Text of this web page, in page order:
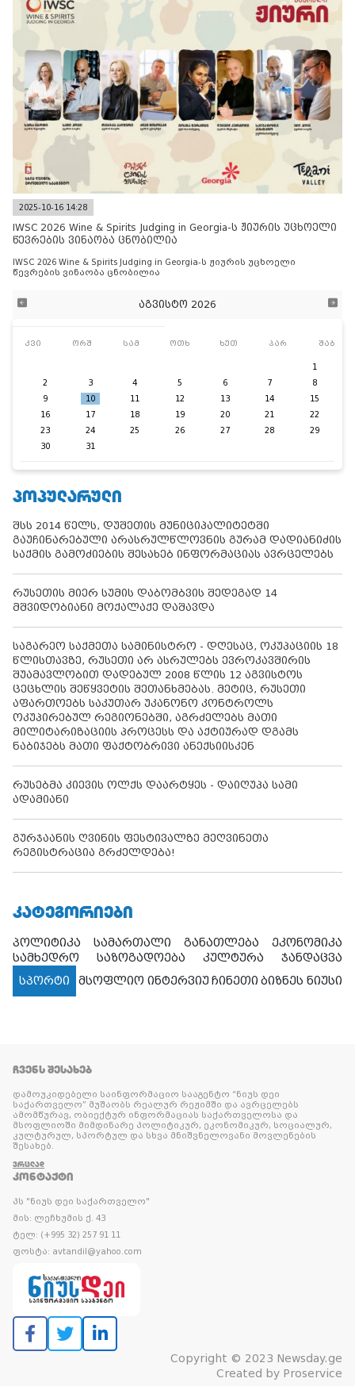
2025-10-16 14:28
IWSC 2026 Wine & Spirits Judging in Georgia-ს ჟიურის უცხოელი
წევრების ვინაობა ცნობილია
IWSC 2026 Wine & Spirits Judging in Georgia-ს ჟიურის უცხოელი
წევრების ვინაობა ცნობილია
აგვისტო 2026
კვი ორშ სამ ოთხ ხუთ პარ შაბ
1
2
3 4 5 6 7
8
9
10 11 12 13 14
15
16
17 18 19 20 21
22
23
24 25 26 27 28
29
30
31
ᲞᲝᲞᲣᲚᲐᲠᲣᲚᲘ
შსს 2014 წელს, დუშეთის მუნიციპალიტეტში
გაუჩინარებული არასრულწლოვნის გურამ დადიანიძის
საქმის გამოძიების შესახებ ინფორმაციას ავრცელებს
რუსეთის მიერ სუმის დაბომბვის შედეგად 14
მშვიდობიანი მოქალაქე დაშავდა
საგარეო საქმეთა სამინისტრო - დღესაც, ოკუპაციის 18
წლისთავზე, რუსეთი არ ასრულებს ევროკავშირის
შუამავლობით დადებულ 2008 წლის 12 აგვისტოს
ცეცხლის შეწყვეტის შეთანხმებას. მეტიც, რუსეთი
აფართოებს საკუთარ უკანონო კონტროლს
ოკუპირებულ რეგიონებში, აგრძელებს მათი
მილიტარიზაციის პროცესს და აქტიურად დგამს
ნაბიჯებს მათი ფაქტობრივი ანექსიისკენ
რუსებმა კიევის ოლქს დაარტყეს - დაიღუპა სამი
ადამიანი
გურჯაანის ღვინის ფესტივალზე მეღვინეთა
რეგისტრაცია გრძელდება!
ᲙᲐᲢᲔᲒᲝᲠᲘᲔᲑᲘ
პოლიტიკა სამართალი განათლება
ეკონომიკა
სამხედრო
საზოგადოება კულტურა
ჯანდაცვა
სპორტი
მსოფლიო ინტერვიუ ჩინეთი ბიზნეს ნიუსი
ᲩᲕᲔᲜᲡ ᲨᲔᲡᲐᲮᲔᲑ
დამოუკიდებელი საინფორმაციო სააგენტო “ნიუს დეი
საქართველო” მუშაობს რეალურ რეჟიმში და ავრცელებს
ამომწურავ, ობიექტურ ინფორმაციას საქართველოსა და
მსოფლიოში მიმდინარე პოლიტიკურ, ეკონომიკურ, სოციალურ,
კულტურულ, სპორტულ და სხვა მნიშვნელოვანი მოვლენების
შესახებ.
ᲕᲠᲪᲚᲐᲓ
ᲙᲝᲜᲢᲐᲥᲢᲘ
პს "ნიუს დეი საქართველო"
მის: ლეჩხუმის ქ. 43
ტელ: (+995 32) 257 91 11
ფოსტა: avtandil@yahoo.com
Copyright © 2023 Newsday.ge
Created by Proservice